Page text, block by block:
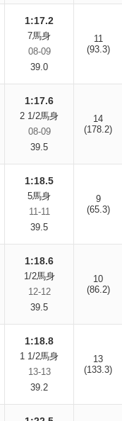
1:17.2
7馬身
08-09
39.0
11
(93.3)
1:17.6
2 1/2馬身
08-09
39.5
14
(178.2)
1:18.5
5馬身
11-11
39.5
9
(65.3)
1:18.6
1/2馬身
12-12
39.5
10
(86.2)
1:18.8
1 1/2馬身
13-13
39.2
13
(133.3)